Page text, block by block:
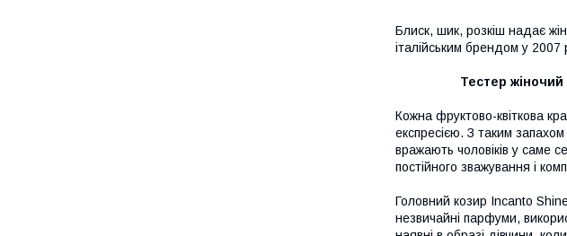
Блиск, шик, розкіш надає
італійським брендом у
Тестер
Кожна фруктово-квіткова
експресією. З таким
вражають чоловіків у саме
постійного зважування і
Головний козир Incanto
незвичайні парфуми,